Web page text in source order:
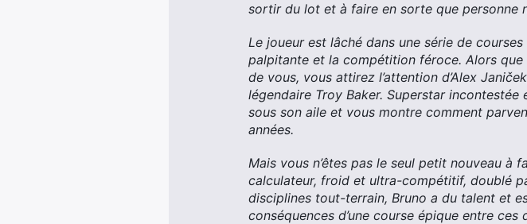
sortir du lot et à faire en sorte que personne
Le joueur est lâché dans une série de
palpitante et la compétition féroce. Alors
de vous, vous attirez l’attention d’Alex
légendaire Troy Baker. Superstar
sous son aile et vous montre comment
années.
Mais vous n’êtes pas le seul petit nouveau à
calculateur, froid et ultra-compétitif, doublé
disciplines tout-terrain, Bruno a du talent et
conséquences d’une course épique entre